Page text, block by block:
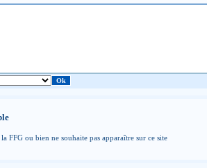
FFG ou bien ne souhaite pas apparaître sur ce site